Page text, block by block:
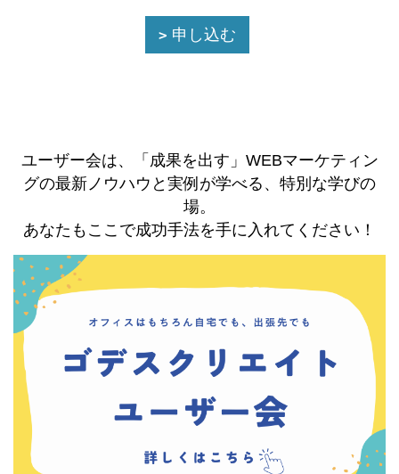
申し込む
ユーザー会は、「成果を出す」WEBマーケティン
グの最新ノウハウと実例が学べる、特別な学びの
場。
あなたもここで成功手法を手に入れてください！